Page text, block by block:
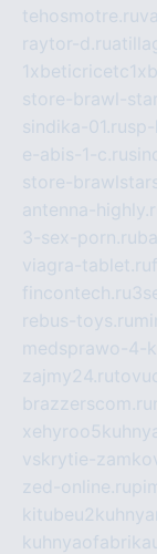
tehosmotre.ru
raytor-d.ru
store-brawl-
sindika-01.ru
e-abis-1-c.ru
store-
antenna-
3-sex-porn.ru
viagra-tablet.ru
fincontech.ru
rebus-toys.ru
medsprawo-4-
zajmy24.ru
brazzerscom.ru
vskrytie-
zed-online.ru